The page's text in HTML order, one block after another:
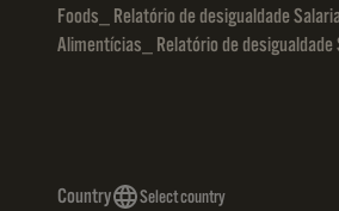
Foods_ Relatório de desigualdade
Alimentícias_ Relatório de desigualdade
Country Select country